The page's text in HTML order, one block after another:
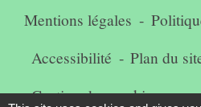
Mentions légales -
Accessibilité - Plan du
Gestion des cookies